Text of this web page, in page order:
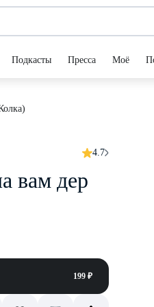
Подкасты Пресса Моё
4.7
вам дер
199 ₽